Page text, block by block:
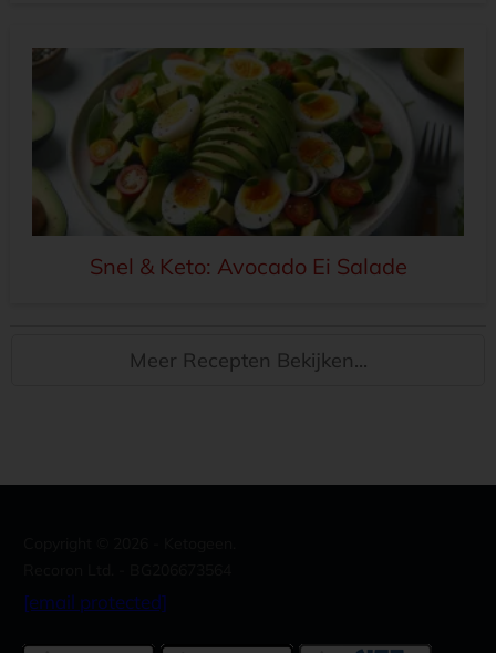
Snel & Keto: Avocado Ei Salade
Meer Recepten Bekijken...
[email protected]